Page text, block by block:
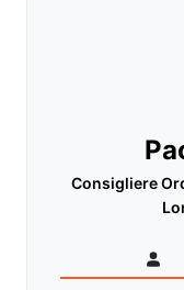
Consigliere